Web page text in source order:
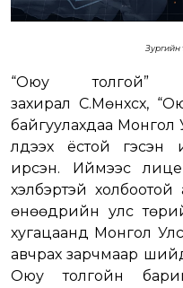
Зургийн
“Оюу толгой”
захирал С.Мөнхсүх,
байгуулахдаа Монгол
үлдээх ёстой гэсэн
ирсэн. Иймээс
хэлбэртэй
өнөөдрийн улс
хугацаанд Монгол
авчрах зарчмаар
Оюу толгойн